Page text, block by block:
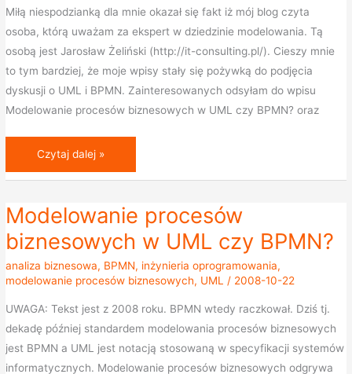
Miłą niespodzianką dla mnie okazał się fakt iż mój blog czyta
osoba, którą uważam za ekspert w dziedzinie modelowania. Tą
osobą jest Jarosław Żeliński (http://it-consulting.pl/). Cieszy mnie
to tym bardziej, że moje wpisy stały się pożywką do podjęcia
dyskusji o UML i BPMN. Zainteresowanych odsyłam do wpisu
Modelowanie procesów biznesowych w UML czy BPMN? oraz
eksperta
Czytaj dalej »
Modelowanie procesów
biznesowych w UML czy BPMN?
analiza biznesowa, BPMN, inżynieria oprogramowania,
modelowanie procesów biznesowych, UML / 2008-10-22
UWAGA: Tekst jest z 2008 roku. BPMN wtedy raczkował. Dziś tj.
dekadę później standardem modelowania procesów biznesowych
jest BPMN a UML jest notacją stosowaną w specyfikacji systemów
informatycznych. Modelowanie procesów biznesowych odgrywa
Modelowanie
biznesowych
w
czy
BPMN?